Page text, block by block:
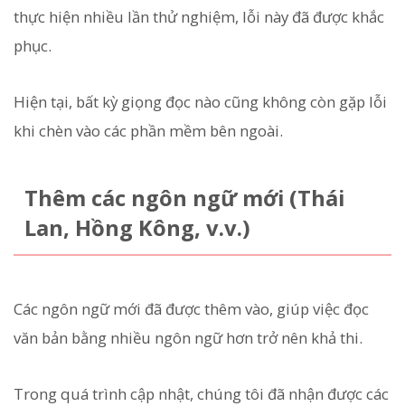
thực hiện nhiều lần thử nghiệm, lỗi này đã được khắc
phục.
Hiện tại, bất kỳ giọng đọc nào cũng không còn gặp lỗi
khi chèn vào các phần mềm bên ngoài.
Thêm các ngôn ngữ mới (Thái
Lan, Hồng Kông, v.v.)
Các ngôn ngữ mới đã được thêm vào, giúp việc đọc
văn bản bằng nhiều ngôn ngữ hơn trở nên khả thi.
Trong quá trình cập nhật, chúng tôi đã nhận được các